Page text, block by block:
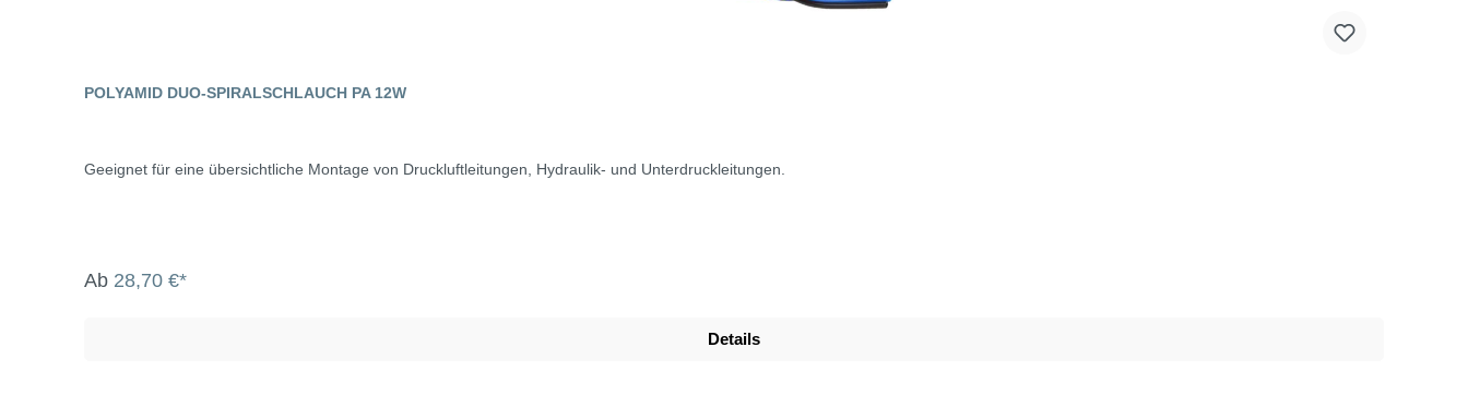
POLYAMID DUO-SPIRALSCHLAUCH PA 12W
Geeignet für eine übersichtliche Montage von Druckluftleitungen, Hydraulik- und Unterdruckleitungen.
Ab 28,70 €*
Details